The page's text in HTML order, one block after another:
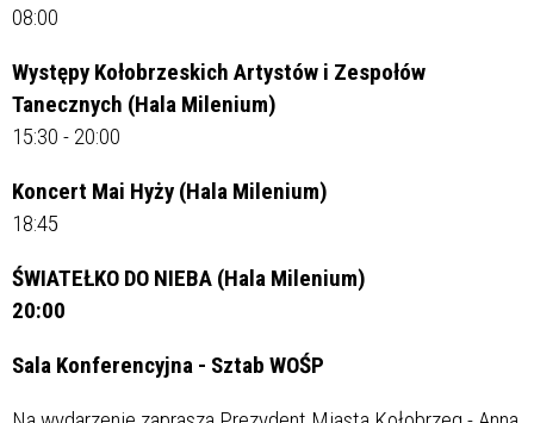
08:00
Występy Kołobrzeskich Artystów i Zespołów
Tanecznych (Hala Milenium)
15:30 - 20:00
Koncert Mai Hyży (Hala Milenium)
18:45
ŚWIATEŁKO DO NIEBA (Hala Milenium)
20:00
Sala Konferencyjna - Sztab WOŚP